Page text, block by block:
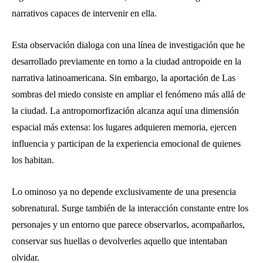
narrativos capaces de intervenir en ella.
Esta observación dialoga con una línea de investigación que he
desarrollado previamente en torno a la ciudad antropoide en la
narrativa latinoamericana. Sin embargo, la aportación de Las
sombras del miedo consiste en ampliar el fenómeno más allá de
la ciudad. La antropomorfización alcanza aquí una dimensión
espacial más extensa: los lugares adquieren memoria, ejercen
influencia y participan de la experiencia emocional de quienes
los habitan.
Lo ominoso ya no depende exclusivamente de una presencia
sobrenatural. Surge también de la interacción constante entre los
personajes y un entorno que parece observarlos, acompañarlos,
conservar sus huellas o devolverles aquello que intentaban
olvidar.